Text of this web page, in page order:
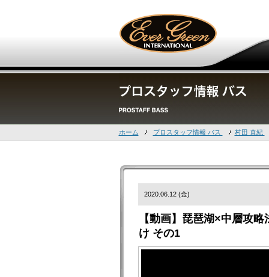
ホーム プロスタッフ情報 バス 村田 直紀
2020.06.12 (金)
【動画】琵琶湖×中層攻
け その1